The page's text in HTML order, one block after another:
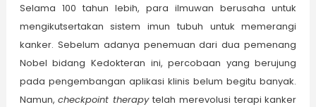
Selama 100 tahun lebih, para ilmuwan berusaha untuk
mengikutsertakan sistem imun tubuh untuk memerangi
kanker. Sebelum adanya penemuan dari dua pemenang
Nobel bidang Kedokteran ini, percobaan yang berujung
pada pengembangan aplikasi klinis belum begitu banyak.
Namun,checkpoint therapytelah merevolusi terapi kanker